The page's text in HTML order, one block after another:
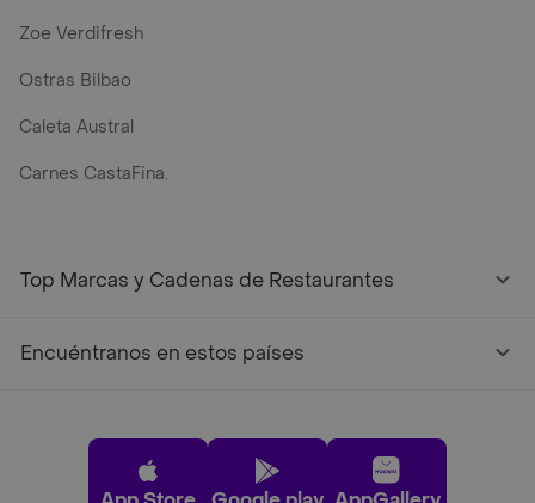
Zoe Verdifresh
Ostras Bilbao
Caleta Austral
Carnes CastaFina.
Top Marcas y Cadenas de Restaurantes
Encuéntranos en estos países